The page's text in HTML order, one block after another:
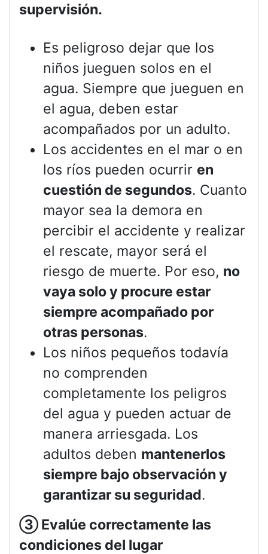
supervisión.
Es peligroso dejar que los
niños jueguen solos en el
agua. Siempre que jueguen en
el agua, deben estar
acompañados por un adulto.
Los accidentes en el mar o en
los ríos pueden ocurrir en
cuestión de segundos. Cuanto
mayor sea la demora en
percibir el accidente y realizar
el rescate, mayor será el
riesgo de muerte. Por eso, no
vaya solo y procure estar
siempre acompañado por
otras personas.
Los niños pequeños todavía
no comprenden
completamente los peligros
del agua y pueden actuar de
manera arriesgada. Los
adultos deben mantenerlos
siempre bajo observación y
garantizar su seguridad.
③ Evalúe correctamente las
condiciones del lugar